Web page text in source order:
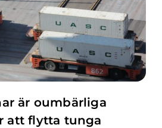
är oumbärliga
att flytta tunga